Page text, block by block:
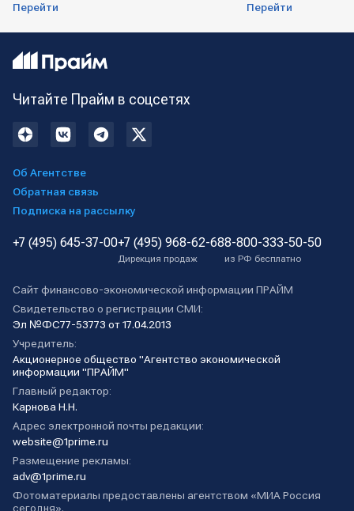
Перейти Перейти
Читайте Прайм в соцсетях
Об Агентстве
Обратная связь
Подписка на рассылку
+7 (495) 645-37-00+7 (495) 968-62-68
Дирекция продаж
8-800-333-50-50
из РФ бесплатно
Сайт финансово-экономической информации ПРАЙМ
Свидетельство о регистрации СМИ:
Эл №ФС77-53773 от 17.04.2013
Учредитель:
Акционерное общество "Агентство экономической
информации "ПРАЙМ"
Главный редактор:
Карнова Н.Н.
Адрес электронной почты редакции:
website@1prime.ru
Размещение рекламы:
adv@1prime.ru
Фотоматериалы предоставлены агентством «МИА Россия
сегодня».